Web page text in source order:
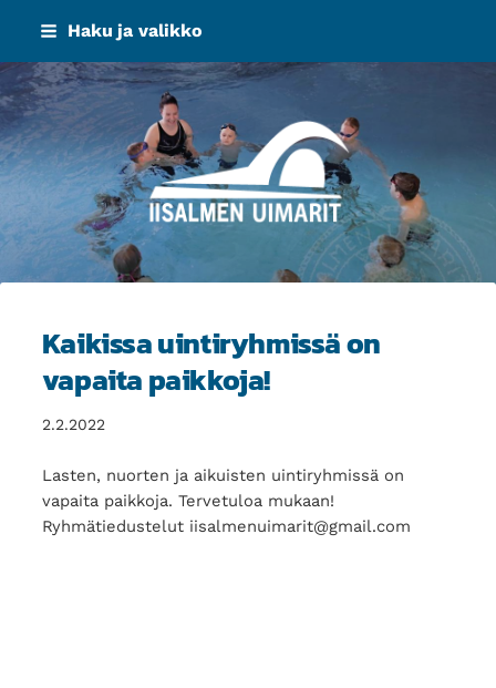
Siirry
sisältöön
Haku ja valikko
Iisalmen Uimarit ry
Kaikissa uintiryhmissä on
vapaita paikkoja!
2.2.2022
Lasten, nuorten ja aikuisten uintiryhmissä on
vapaita paikkoja. Tervetuloa mukaan!
Ryhmätiedustelut iisalmenuimarit@gmail.com